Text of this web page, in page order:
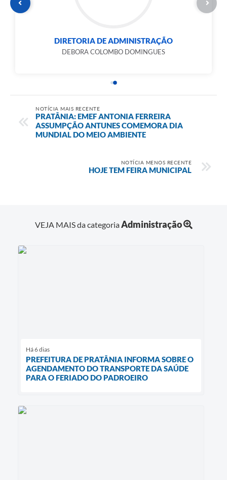
DIRETORIA DE ADMINISTRAÇÃO
DEBORA COLOMBO DOMINGUES
NOTÍCIA MAIS RECENTE
PRATÂNIA: EMEF ANTONIA FERREIRA
ASSUMPÇÃO ANTUNES COMEMORA DIA
MUNDIAL DO MEIO AMBIENTE
NOTÍCIA MENOS RECENTE
HOJE TEM FEIRA MUNICIPAL
VEJA MAIS da categoriaAdministração
Há 6 dias
PREFEITURA DE PRATÂNIA INFORMA SOBRE O
AGENDAMENTO DO TRANSPORTE DA SAÚDE
PARA O FERIADO DO PADROEIRO